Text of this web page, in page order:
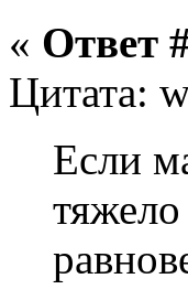
« Ответ
Цитата:
Если